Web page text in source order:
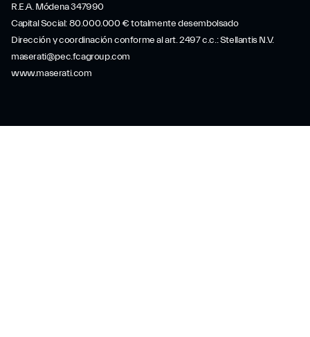
R.E.A. Módena 347990
Capital Social: 80.000.000 € totalmente desembolsado
Dirección y coordinación conforme al art. 2497 c.c.: Stellantis N.V.
maserati@pec.fcagroup.com
www.maserati.com